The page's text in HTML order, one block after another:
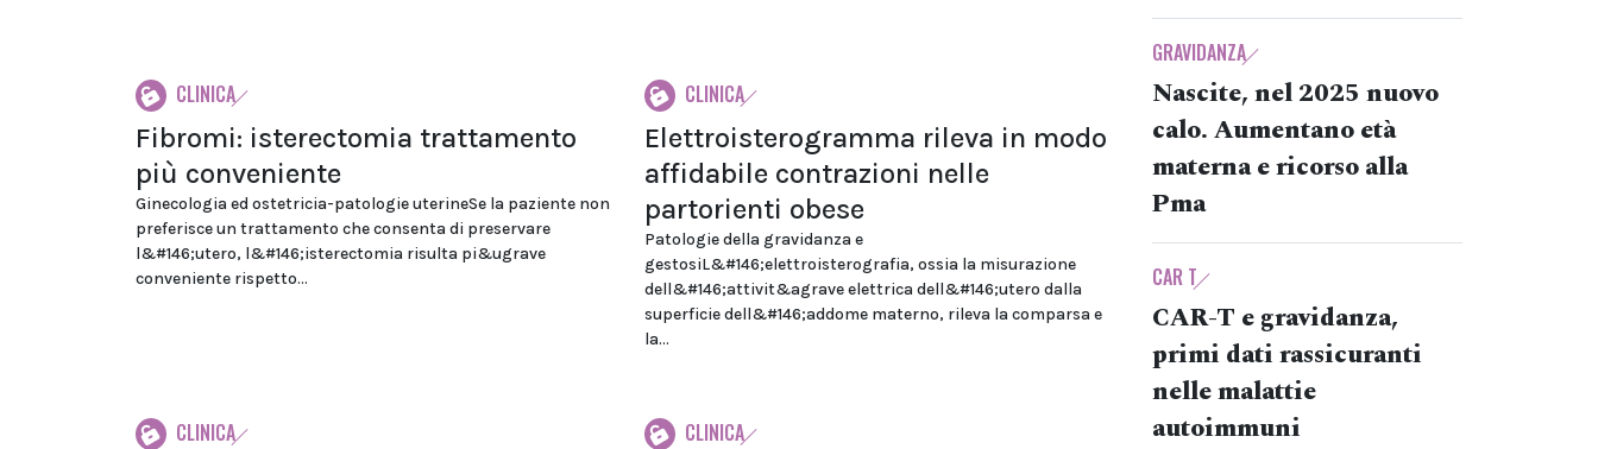
CLINICA
Fibromi: isterectomia trattamento
più conveniente
Ginecologia ed ostetricia-patologie uterineSe la paziente non
preferisce un trattamento che consenta di preservare
l&#146;utero, l&#146;isterectomia risulta pi&ugrave
conveniente rispetto...
CLINICA
Elettroisterogramma rileva in modo
affidabile contrazioni nelle
partorienti obese
Patologie della gravidanza e
gestosiL&#146;elettroisterografia, ossia la misurazione
dell&#146;attivit&agrave elettrica dell&#146;utero dalla
superficie dell&#146;addome materno, rileva la comparsa e
la...
CLINICA CLINICA
GRAVIDANZA
Nascite, nel 2025 nuovo
calo. Aumentano età
materna e ricorso alla
Pma
CAR T
CAR-T e gravidanza,
primi dati rassicuranti
nelle malattie
autoimmuni